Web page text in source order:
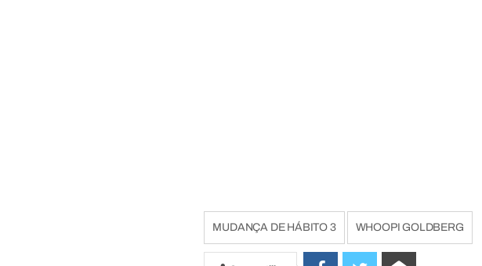
MUDANÇA DE HÁBITO 3 WHOOPI GOLDBERG